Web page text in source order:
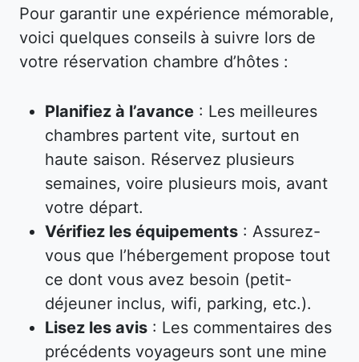
Pour garantir une expérience mémorable,
voici quelques conseils à suivre lors de
votre réservation chambre d’hôtes :
Planifiez à l’avance : Les meilleures
chambres partent vite, surtout en
haute saison. Réservez plusieurs
semaines, voire plusieurs mois, avant
votre départ.
Vérifiez les équipements : Assurez-
vous que l’hébergement propose tout
ce dont vous avez besoin (petit-
déjeuner inclus, wifi, parking, etc.).
Lisez les avis : Les commentaires des
précédents voyageurs sont une mine